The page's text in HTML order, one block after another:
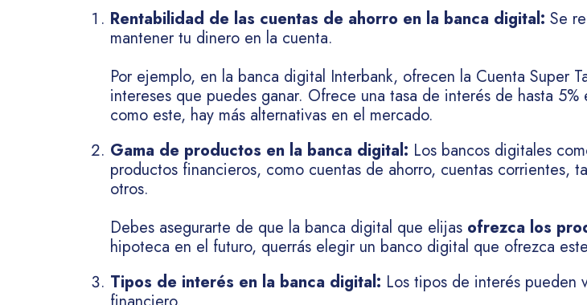
Rentabilidad de las cuentas de ahorro en la banca digital: Se
mantener tu dinero en la cuenta.
Por ejemplo, en la banca digital Interbank, ofrecen la Cuenta Super
intereses que puedes ganar. Ofrece una tasa de interés de hasta
como este, hay más alternativas en el mercado.
Gama de productos en la banca digital: Los bancos digitales
productos financieros, como cuentas de ahorro, cuentas corrientes,
otros.
Debes asegurarte de que la banca digital que elijas ofrezca los
hipoteca en el futuro, querrás elegir un banco digital que ofrezca
Tipos de interés en la banca digital: Los tipos de interés